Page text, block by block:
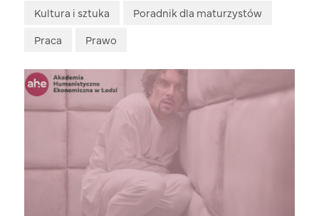
Kultura i sztuka
Poradnik dla maturzystów
Praca
Prawo